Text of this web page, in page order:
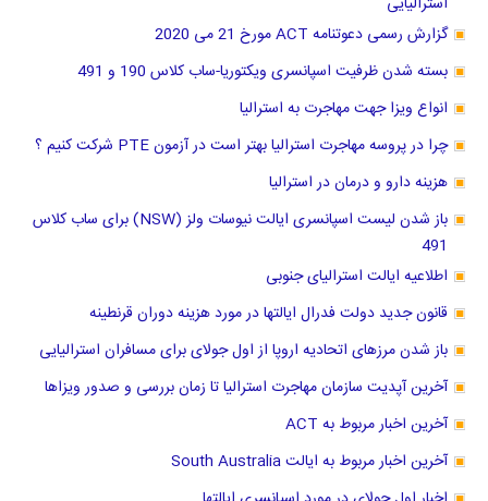
گزارش رسمی دعوتنامه ACT مورخ 21 می 2020
بسته شدن ظرفیت اسپانسری ویکتوریا-ساب کلاس 190 و 491
انواع ویزا جهت مهاجرت به استرالیا
چرا در پروسه مهاجرت استرالیا بهتر است در آزمون PTE شرکت کنیم ؟
هزینه دارو و درمان در استرالیا
باز شدن لیست اسپانسری ایالت نیوسات ولز (NSW) برای ساب کلاس
491
اطلاعیه ایالت استرالیای جنوبی
قانون جدید دولت فدرال ایالتها در مورد هزینه دوران قرنطینه
باز شدن مرزهای اتحادیه اروپا از اول جولای برای مسافران استرالیایی
آخرین آپدیت سازمان مهاجرت استرالیا تا زمان بررسی و صدور ویزاها
آخرین اخبار مربوط به ACT
آخرین اخبار مربوط به ایالت South Australia